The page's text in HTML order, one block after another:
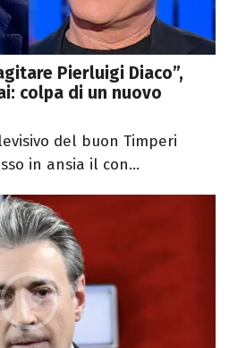
Pierluigi Diaco”,
colpa di un nuovo
del buon Timperi
in ansia il con...